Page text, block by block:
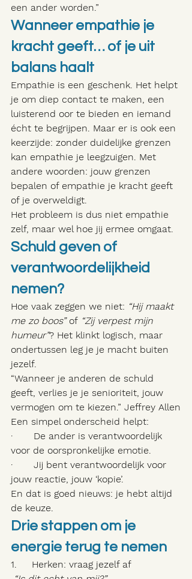
een ander worden.”
Wanneer empathie je
kracht geeft… of je uit
balans haalt
Empathie is een geschenk. Het helpt
je om diep contact te maken, een
luisterend oor te bieden en iemand
écht te begrijpen. Maar er is ook een
keerzijde: zonder duidelijke grenzen
kan empathie je leegzuigen. Met
andere woorden: jouw grenzen
bepalen of empathie je kracht geeft
of je overweldigt.
Het probleem is dus niet empathie
zelf, maar wel hoe jij ermee omgaat.
Schuld geven of
verantwoordelijkheid
nemen?
Hoe vaak zeggen we niet: “Hij maakt
me zo boos” of “Zij verpest mijn
humeur”? Het klinkt logisch, maar
ondertussen leg je je macht buiten
jezelf.
“Wanneer je anderen de schuld
geeft, verlies je je senioriteit, jouw
vermogen om te kiezen.” Jeffrey Allen
Een simpel onderscheid helpt:
·       De ander is verantwoordelijk
voor de oorspronkelijke emotie.
·       Jij bent verantwoordelijk voor
jouw reactie, jouw ‘kopie’.
En dat is goed nieuws: je hebt altijd
de keuze.
Drie stappen om je
energie terug te nemen
1.     Herken: vraag jezelf af